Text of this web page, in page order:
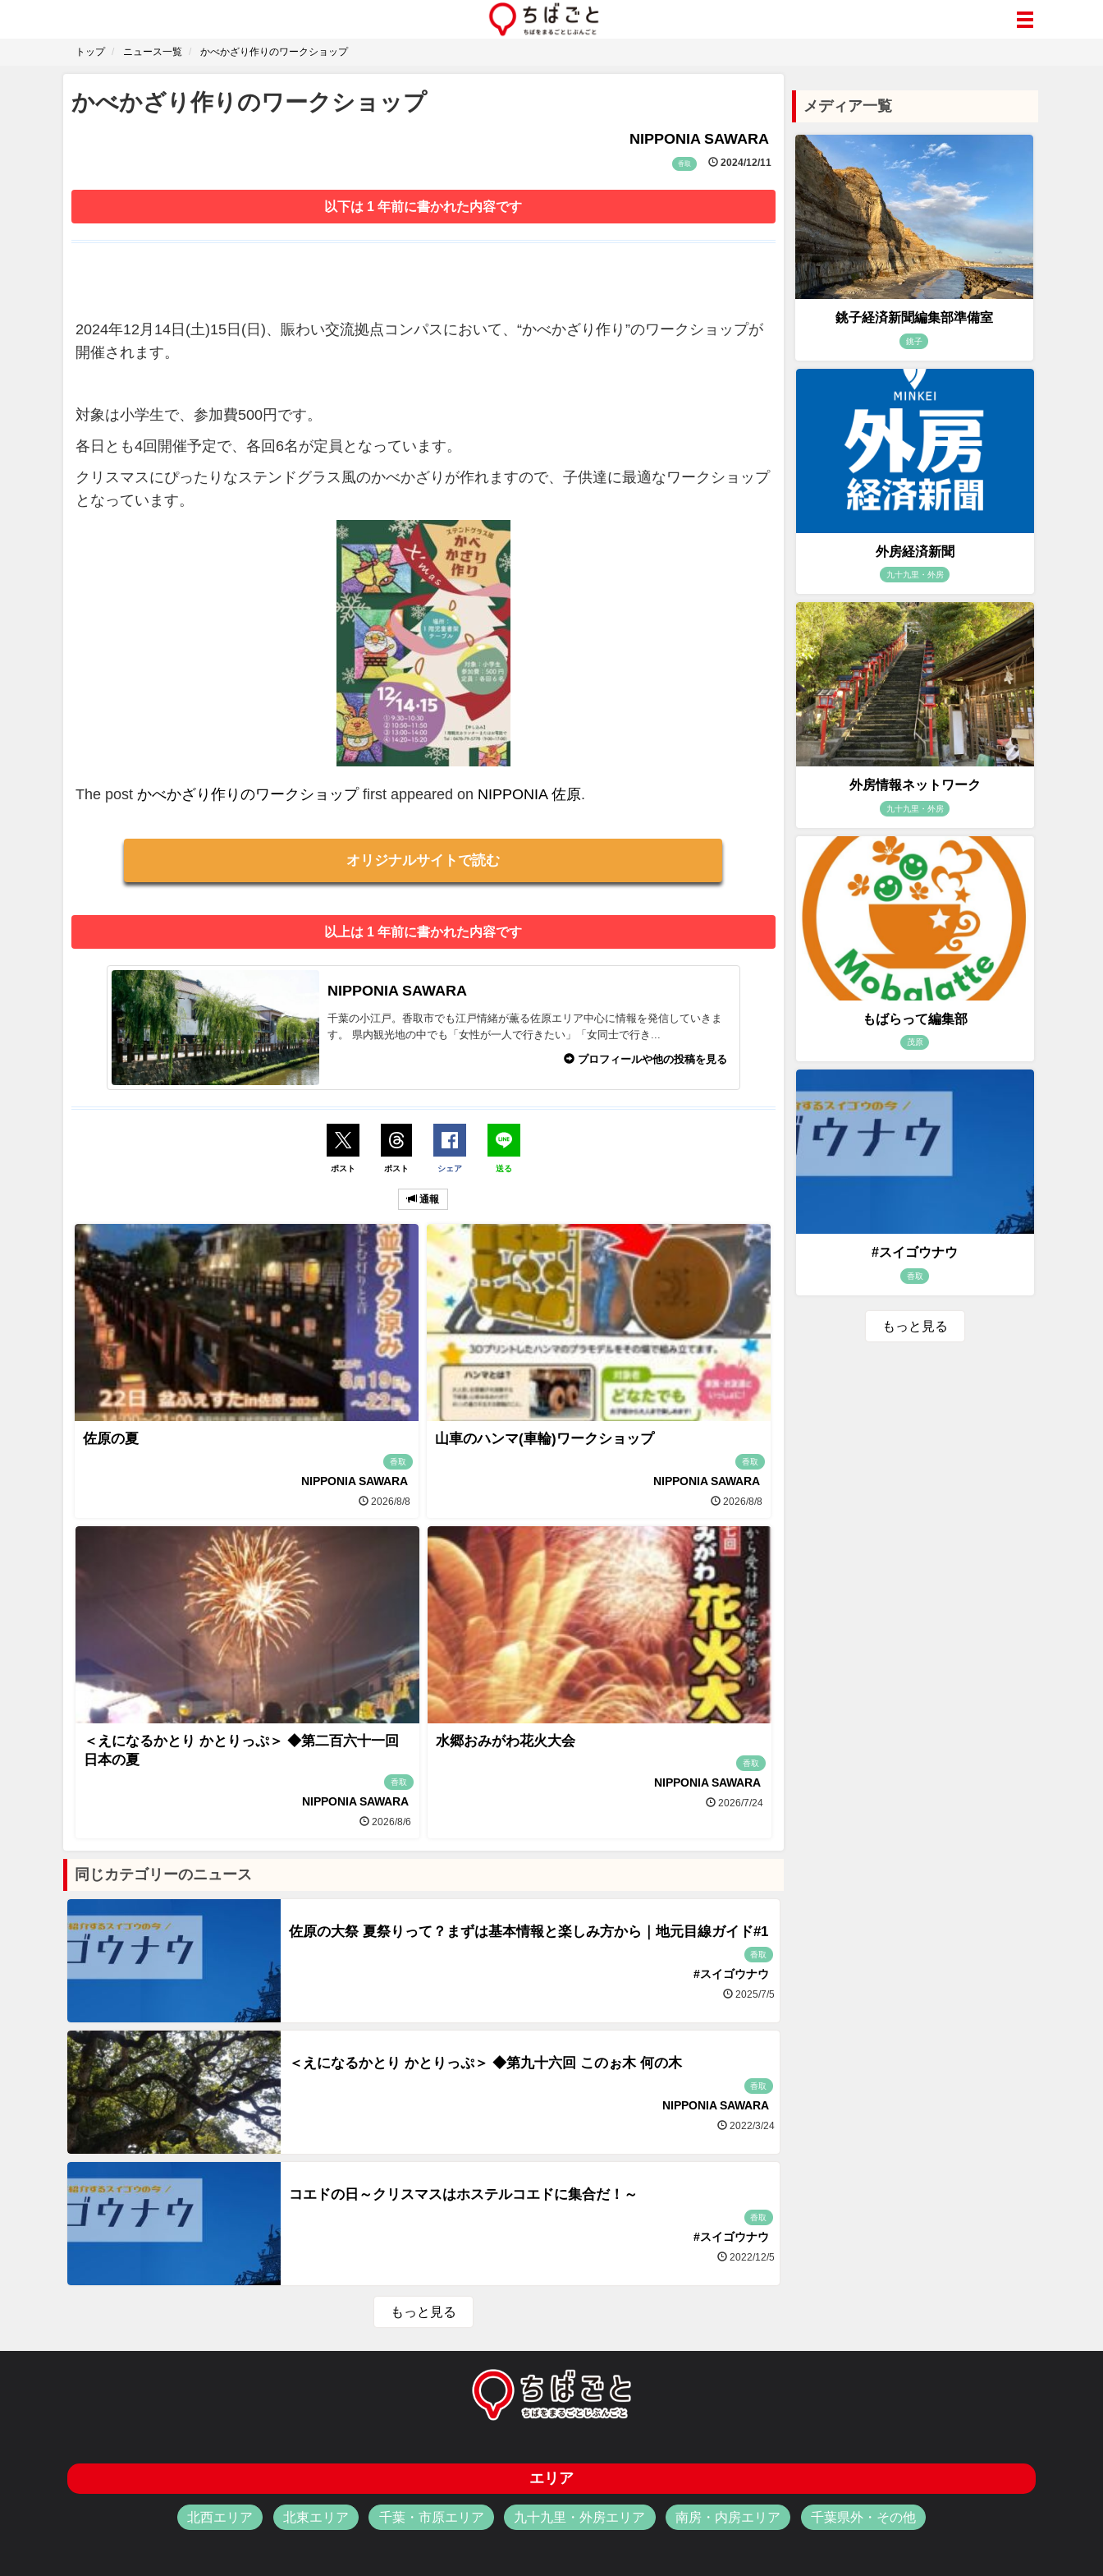
トップ ニュース一覧 かべかざり作りのワークショップ
かべかざり作りのワークショップ
NIPPONIA SAWARA
香取 2024/12/11
以下は 1 年前に書かれた内容です
2024年12月14日(土)15日(日)、賑わい交流拠点コンパスにおいて、“かべかざり作り”のワークショップが
開催されます。
対象は小学生で、参加費500円です。
各日とも4回開催予定で、各回6名が定員となっています。
クリスマスにぴったりなステンドグラス風のかべかざりが作れますので、子供達に最適なワークショップ
となっています。
The post かべかざり作りのワークショップfirst appeared on NIPPONIA 佐原.
オリジナルサイトで読む
以上は 1 年前に書かれた内容です
NIPPONIA SAWARA
千葉の小江戸。香取市でも江戸情緒が薫る佐原エリア中心に情報を発信していきま
す。 県内観光地の中でも「女性が一人で行きたい」「女同士で行き...
プロフィールや他の投稿を見る
ポスト ポスト シェア 送る
通報
佐原の夏
香取
NIPPONIA SAWARA
2026/8/8
山車のハンマ(車輪)ワークショップ
香取
NIPPONIA SAWARA
2026/8/8
＜えになるかとり かとりっぷ＞ ◆第二百六十一回
日本の夏
香取
NIPPONIA SAWARA
2026/8/6
水郷おみがわ花火大会
香取
NIPPONIA SAWARA
2026/7/24
同じカテゴリーのニュース
佐原の大祭 夏祭りって？まずは基本情報と楽しみ方から｜地元目線ガイド#1
香取
#スイゴウナウ
2025/7/5
＜えになるかとり かとりっぷ＞ ◆第九十六回 このぉ木 何の木
香取
NIPPONIA SAWARA
2022/3/24
コエドの日～クリスマスはホステルコエドに集合だ！～
香取
#スイゴウナウ
2022/12/5
もっと見る
メディア一覧
銚子経済新聞編集部準備室
銚子
外房経済新聞
九十九里・外房
外房情報ネットワーク
九十九里・外房
もばらって編集部
茂原
#スイゴウナウ
香取
もっと見る
エリア
北西エリア 北東エリア 千葉・市原エリア 九十九里・外房エリア 南房・内房エリア 千葉県外・その他